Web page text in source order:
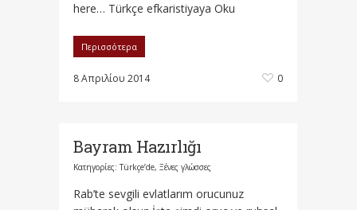
here… Türkçe efkaristiyaya Oku
Περισσότερα
8 Απριλίου 2014 0
Bayram Hazırlığı
Κατηγορίες:Türkçe’de, Ξένες γλώσσες
Rab’te sevgili evlatlarım orucunuz